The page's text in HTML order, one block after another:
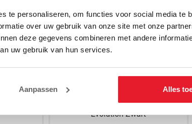
te personaliseren, om functies voor social media te
over uw gebruik van onze site met onze
deze gegevens combineren met andere
uw gebruik van hun services.
Aanpassen Alles
Rival Zakhandschoenen RB11
Evolution Zwart